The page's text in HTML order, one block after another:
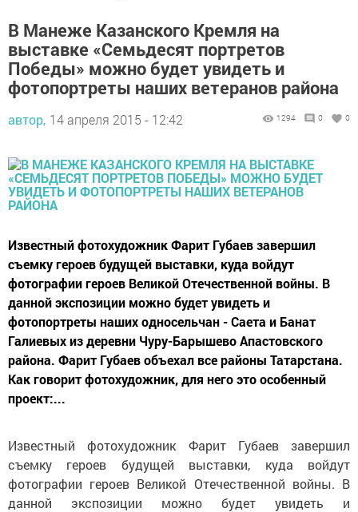
В Манеже Казанского Кремля на
выставке «Семьдесят портретов
Победы» можно будет увидеть и
фотопортреты наших ветеранов района
автор, 14 апреля 2015 - 12:42 1294 0 0
Известный фотохудожник Фарит Губаев завершил
съемку героев будущей выставки, куда войдут
фотографии героев Великой Отечественной войны. В
данной экспозиции можно будет увидеть и
фотопортреты наших односельчан - Саета и Банат
Галиевых из деревни Чуру-Барышево Апастовского
района. Фарит Губаев объехал все районы Татарстана.
Как говорит фотохудожник, для него это особенный
проект:...
Известный фотохудожник Фарит Губаев завершил
съемку героев будущей выставки, куда войдут
фотографии героев Великой Отечественной войны. В
данной экспозиции можно будет увидеть и